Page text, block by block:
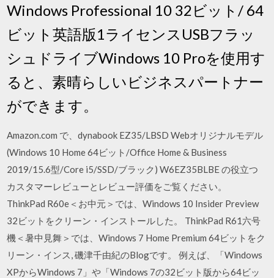
Windows Professional 10 32ビット/ 64
ビット英語版1ライセンスUSBフラッ
シュドライブWindows 10 Proを使用す
ると、素晴らしいビジネスパートナー
ができます。
Amazon.com で、dynabook EZ35/LBSD Webオリジナルモデル
(Windows 10 Home 64ビット/Office Home & Business
2019/15.6型/Core i5/SSD/ブラック) W6EZ35BLBE の役立つ
カスタマーレビューとレビュー評価をご覧ください。
ThinkPad R60e＜お中元＞では、Windows 10 Insider Preview
32ビットをクリーン・インストールした。 ThinkPad R61六号
機＜暑中見舞＞では、Windows 7 Home Premium 64ビットをク
リーン・インス, 磯津千由紀のBlogです。 例えば、「Windows
XPからWindows 7」や「Windows 7の32ビット版から64ビッ